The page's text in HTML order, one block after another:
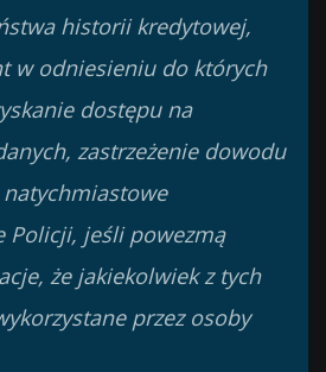
historii kredytowej,
w odniesieniu do których
dostępu na
zastrzeżenie dowodu
jeśli powezmą
że jakiekolwiek z tych
przez osoby